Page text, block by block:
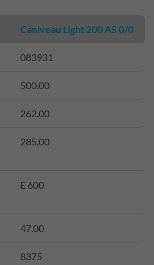
Caniveau Light 200 AS 0/0
083931
500.00
262.00
285.00
E 600
47.00
8375